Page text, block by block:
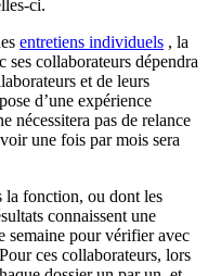
ci.
entretiens individuels , la
ses collaborateurs dépendra
et de leurs
d’une expérience
nécessitera pas de relance
une fois par mois sera
la fonction, ou dont les
connaissent une
semaine pour vérifier avec
ces collaborateurs, lors